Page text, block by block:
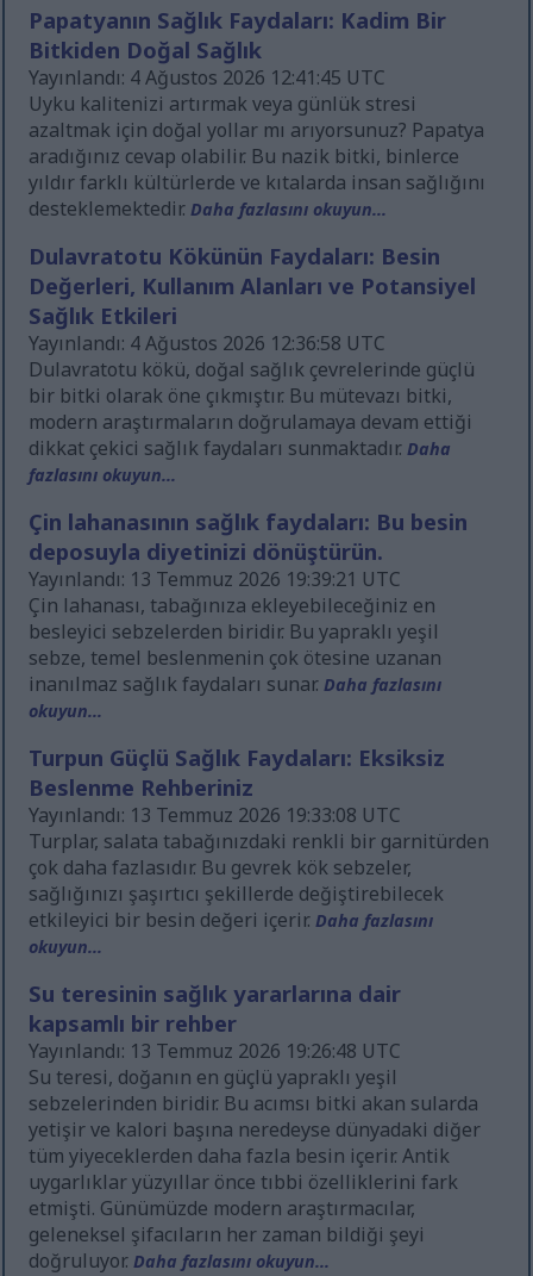
Papatyanın Sağlık Faydaları: Kadim Bir
Bitkiden Doğal Sağlık
Yayınlandı: 4 Ağustos 2026 12:41:45 UTC
Uyku kalitenizi artırmak veya günlük stresi
azaltmak için doğal yollar mı arıyorsunuz? Papatya
aradığınız cevap olabilir. Bu nazik bitki, binlerce
yıldır farklı kültürlerde ve kıtalarda insan sağlığını
desteklemektedir.Daha fazlasını okuyun...
Dulavratotu Kökünün Faydaları: Besin
Değerleri, Kullanım Alanları ve Potansiyel
Sağlık Etkileri
Yayınlandı: 4 Ağustos 2026 12:36:58 UTC
Dulavratotu kökü, doğal sağlık çevrelerinde güçlü
bir bitki olarak öne çıkmıştır. Bu mütevazı bitki,
modern araştırmaların doğrulamaya devam ettiği
dikkat çekici sağlık faydaları sunmaktadır.Daha
fazlasını okuyun...
Çin lahanasının sağlık faydaları: Bu besin
deposuyla diyetinizi dönüştürün.
Yayınlandı: 13 Temmuz 2026 19:39:21 UTC
Çin lahanası, tabağınıza ekleyebileceğiniz en
besleyici sebzelerden biridir. Bu yapraklı yeşil
sebze, temel beslenmenin çok ötesine uzanan
inanılmaz sağlık faydaları sunar.Daha fazlasını
okuyun...
Turpun Güçlü Sağlık Faydaları: Eksiksiz
Beslenme Rehberiniz
Yayınlandı: 13 Temmuz 2026 19:33:08 UTC
Turplar, salata tabağınızdaki renkli bir garnitürden
çok daha fazlasıdır. Bu gevrek kök sebzeler,
sağlığınızı şaşırtıcı şekillerde değiştirebilecek
etkileyici bir besin değeri içerir.Daha fazlasını
okuyun...
Su teresinin sağlık yararlarına dair
kapsamlı bir rehber
Yayınlandı: 13 Temmuz 2026 19:26:48 UTC
Su teresi, doğanın en güçlü yapraklı yeşil
sebzelerinden biridir. Bu acımsı bitki akan sularda
yetişir ve kalori başına neredeyse dünyadaki diğer
tüm yiyeceklerden daha fazla besin içerir. Antik
uygarlıklar yüzyıllar önce tıbbi özelliklerini fark
etmişti. Günümüzde modern araştırmacılar,
geleneksel şifacıların her zaman bildiği şeyi
doğruluyor.Daha fazlasını okuyun...